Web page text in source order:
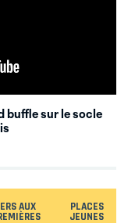
buffle sur le socle
AUX
PLACES
JEUNES